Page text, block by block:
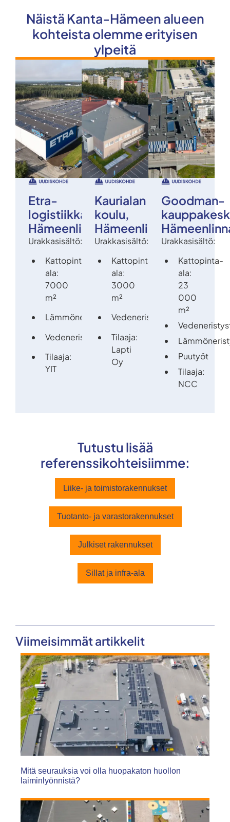
Näistä Kanta-Hämeen alueen
kohteista olemme erityisen
ylpeitä
Etra-
logistiikkakeskus,
Hämeenlinna
Urakkasisältö:
Kattopinta-
ala:
7000
m²
Lämmöneristystyöt
Vedeneristystyöt
Tilaaja:
YIT
Kaurialan
koulu,
Hämeenlinna
Urakkasisältö:
Kattopinta-
ala:
3000
m²
Vedeneristystyöt
Tilaaja:
Lapti
Oy
Goodman-
Urakkasisältö:
Kattopinta-
ala:
23
000
m²
Puutyöt
Tilaaja:
NCC
Tutustu lisää
referenssikohteisiimme:
Liike- ja toimistorakennukset
Tuotanto- ja varastorakennukset
Julkiset rakennukset
Sillat ja infra-ala
Viimeisimmät artikkelit
Mitä seurauksia voi olla huopakaton huollon
laiminlyönnistä?